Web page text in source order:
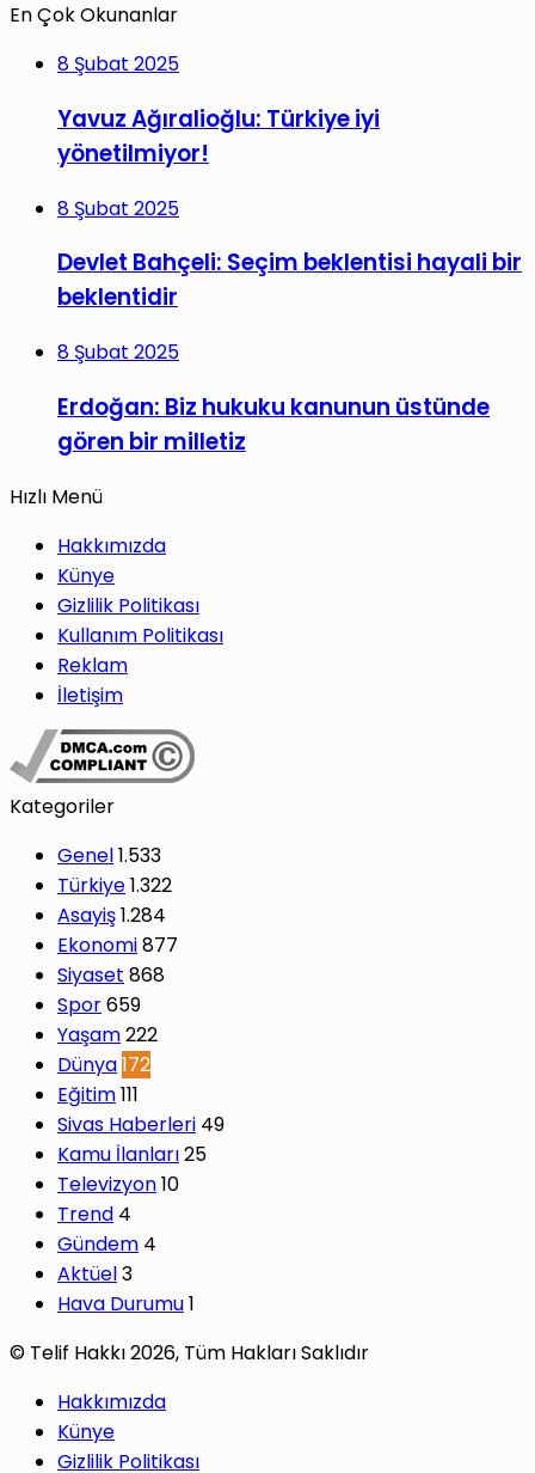
En Çok Okunanlar
8 Şubat 2025
Yavuz Ağıralioğlu: Türkiye iyi
yönetilmiyor!
8 Şubat 2025
Devlet Bahçeli: Seçim beklentisi hayali bir
beklentidir
8 Şubat 2025
Erdoğan: Biz hukuku kanunun üstünde
gören bir milletiz
Hızlı Menü
Hakkımızda
Künye
Gizlilik Politikası
Kullanım Politikası
Reklam
İletişim
Kategoriler
Genel1.533
Türkiye1.322
Asayiş1.284
Ekonomi877
Siyaset 868
Spor659
Yaşam222
Dünya172
Eğitim111
Sivas Haberleri 49
Kamu İlanları25
Televizyon10
Trend 4
Gündem 4
Aktüel3
Hava Durumu1
© Telif Hakkı 2026, Tüm Hakları Saklıdır
Hakkımızda
Künye
Gizlilik Politikası